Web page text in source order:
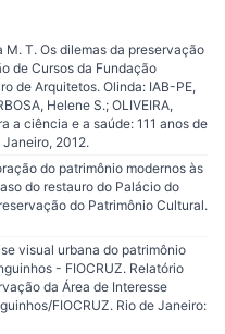
M. T. Os dilemas da preservação
de Cursos da Fundação
de Arquitetos. Olinda: IAB-PE,
Helene S.; OLIVEIRA,
a ciência e a saúde: 111 anos de
2012.
do patrimônio modernos às
do restauro do Palácio do
do Patrimônio Cultural.
visual urbana do patrimônio
- FIOCRUZ. Relatório
da Área de Interesse
FIOCRUZ. Rio de Janeiro: